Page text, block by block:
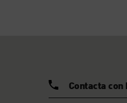
Contacta con